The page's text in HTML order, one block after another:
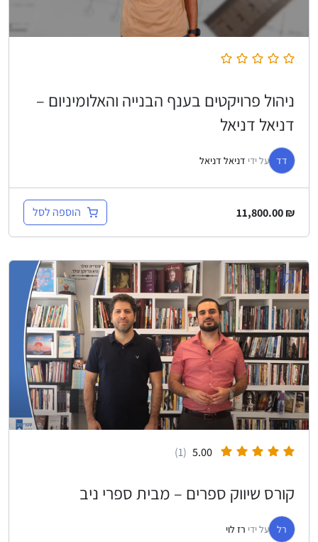
ניהול פרויקטים בענף הבנייה והאלומיניום –
דניאל דניאל
דד על ידי דניאל דניאל
11,800.00₪ הוספה לסל
5.00
(1)
קורס שיווק ספרים – מבית ספרי ניב
רל על ידי רז לוי